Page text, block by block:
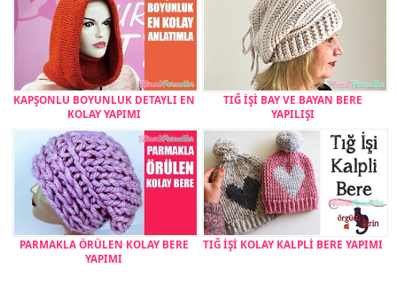
KAPŞONLU BOYUNLUK DETAYLI EN
KOLAY YAPIMI
TIĞ İŞİ BAY VE BAYAN BERE
YAPILIŞI
PARMAKLA ÖRÜLEN KOLAY BERE
YAPIMI
TIĞ İŞİ KOLAY KALPLİ BERE YAPIMI